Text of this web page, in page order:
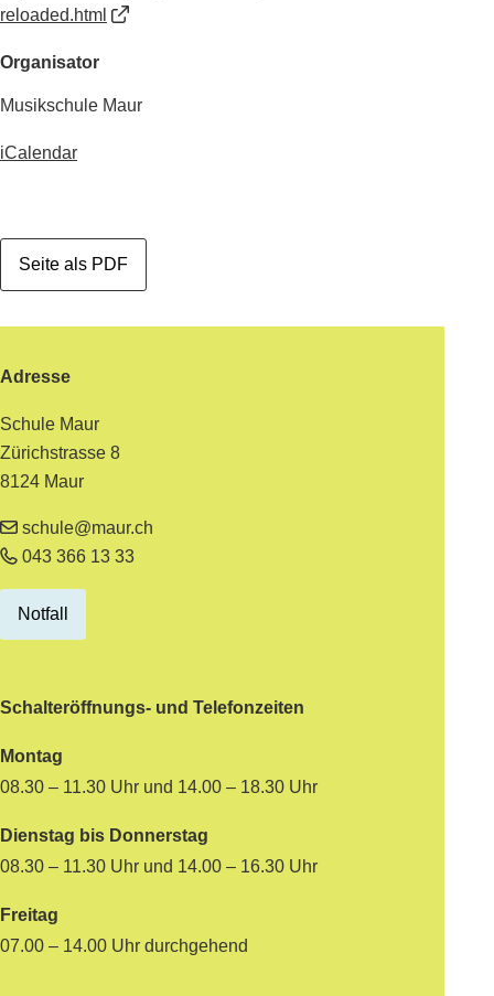
reloaded.html
Organisator
Musikschule Maur
iCalendar
Seite als PDF
Adresse
Schule Maur
Zürichstrasse 8
8124 Maur
schule@maur.ch
043 366 13 33
Notfall
Schalteröffnungs- und Telefonzeiten
Montag
08.30 – 11.30 Uhr und 14.00 – 18.30 Uhr
Dienstag bis Donnerstag
08.30 – 11.30 Uhr und 14.00 – 16.30 Uhr
Freitag
07.00 – 14.00 Uhr durchgehend